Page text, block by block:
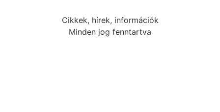
Cikkek, hírek, információk
Minden jog fenntartva